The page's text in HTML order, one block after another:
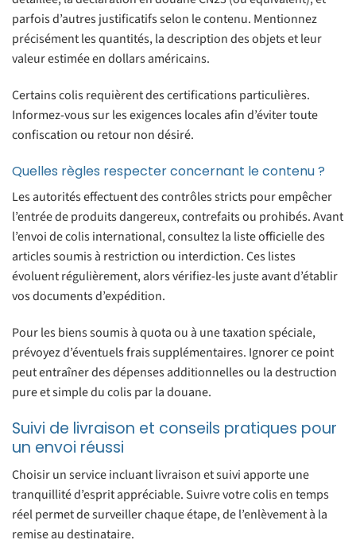
parfois d’autres justificatifs selon le contenu. Mentionnez
précisément les quantités, la description des objets et leur
valeur estimée en dollars américains.
Certains colis requièrent des certifications particulières.
Informez-vous sur les exigences locales afin d’éviter toute
confiscation ou retour non désiré.
Quelles règles respecter concernant le contenu ?
Les autorités effectuent des contrôles stricts pour empêcher
l’entrée de produits dangereux, contrefaits ou prohibés. Avant
l’envoi de colis international, consultez la liste officielle des
articles soumis à restriction ou interdiction. Ces listes
évoluent régulièrement, alors vérifiez-les juste avant d’établir
vos documents d’expédition.
Pour les biens soumis à quota ou à une taxation spéciale,
prévoyez d’éventuels frais supplémentaires. Ignorer ce point
peut entraîner des dépenses additionnelles ou la destruction
pure et simple du colis par la douane.
Suivi de livraison et conseils pratiques pour
un envoi réussi
Choisir un service incluant livraison et suivi apporte une
tranquillité d’esprit appréciable. Suivre votre colis en temps
réel permet de surveiller chaque étape, de l’enlèvement à la
remise au destinataire.